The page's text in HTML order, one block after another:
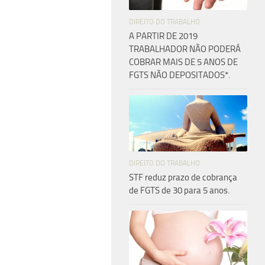
DIREITO DO TRABALHO
A PARTIR DE 2019
TRABALHADOR NÃO PODERÁ
COBRAR MAIS DE 5 ANOS DE
FGTS NÃO DEPOSITADOS*.
DIREITO DO TRABALHO
STF reduz prazo de cobrança
de FGTS de 30 para 5 anos.